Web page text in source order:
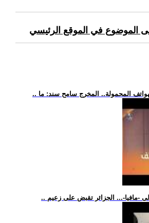
الموضوع في الموقع الرئيسي
المحمولة.. المخرج سامح سند: ما
-مافيا-... الجزائر تقبض على زعيم